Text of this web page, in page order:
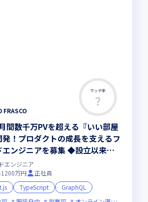
マッチ率
FRASCO
間数千万PVを超える『いい部屋
！プロダクトの成長を支えるフ
エンジニアを募集 ◆設立以来、
休日125日以上
ク相談可 ◆残業月10ｈ程度 ◆
エンジニア
万円
正社員
TypeScript
GraphQL